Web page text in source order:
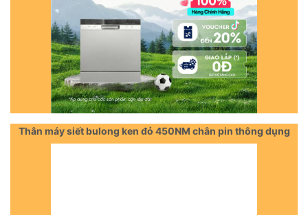
Thân máy siết bulong ken đỏ 450NM chân pin thông dụng